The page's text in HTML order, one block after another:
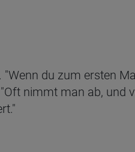
du zum ersten
nimmt man ab, und